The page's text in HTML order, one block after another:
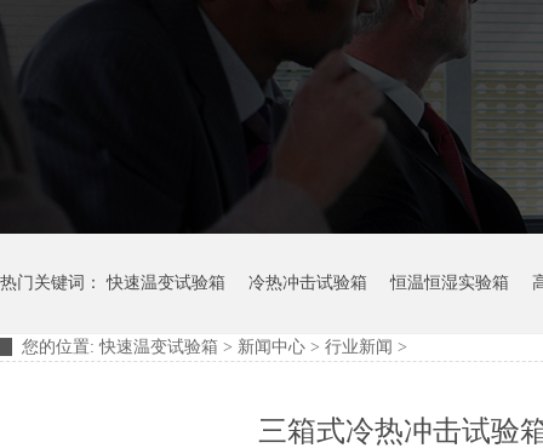
热门关键词：快速温变试验箱 冷热冲击试验箱 恒温恒湿实验箱
您的位置:快速温变试验箱 > 新闻中心 > 行业新闻 >
三箱式冷热冲击试验